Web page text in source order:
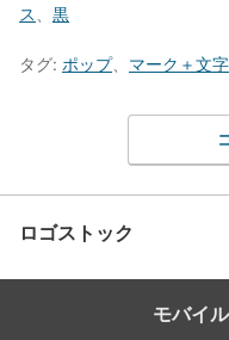
ス
黒
タグ: ポップ、 マーク＋文字
ロゴストック
モバイ